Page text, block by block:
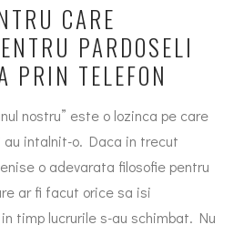
CARE
PARDOSELI
PRIN TELEFON
nostru” este o lozinca pe care
intalnit-o. Daca in trecut
o adevarata filosofie pentru
ar fi facut orice sa isi
timp lucrurile s-au schimbat. Nu